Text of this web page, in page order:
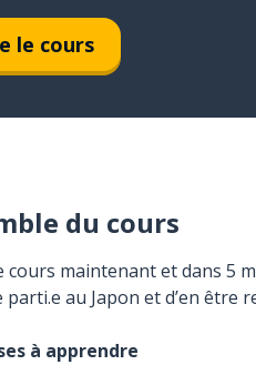
le cours
du cours
cours maintenant et dans 5
parti.e au Japon et d’en être
à apprendre